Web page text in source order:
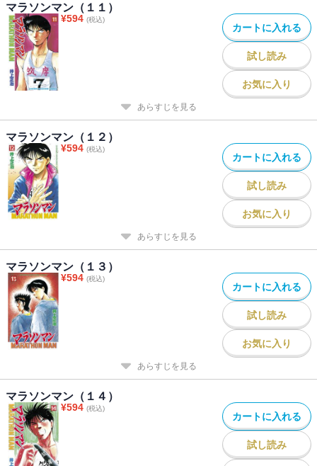
マラソンマン（１１）
¥594 (税込)
カートに入れる
試し読み
お気に入り
あらすじを見る
マラソンマン（１２）
¥594 (税込)
カートに入れる
試し読み
お気に入り
あらすじを見る
マラソンマン（１３）
¥594 (税込)
カートに入れる
試し読み
お気に入り
あらすじを見る
マラソンマン（１４）
¥594 (税込)
カートに入れる
試し読み